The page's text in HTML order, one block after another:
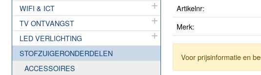
WIFI & ICT
TV ONTVANGST
LED VERLICHTING
STOFZUIGERONDERDELEN
ACCESSOIRES
Artikelnr:
Merk:
Voor prijsinformatie en